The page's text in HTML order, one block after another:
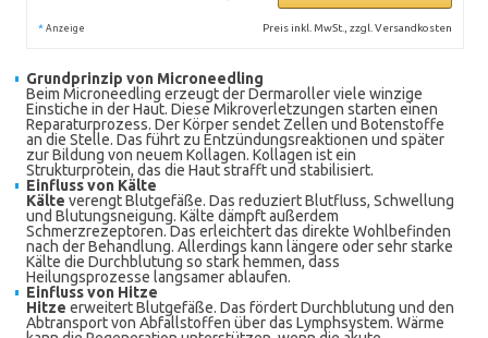
* Anzeige Preis inkl. MwSt., zzgl. Versandkosten
Grundprinzip von Microneedling
Beim Microneedling erzeugt der Dermaroller viele winzige
Einstiche in der Haut. Diese Mikroverletzungen starten einen
Reparaturprozess. Der Körper sendet Zellen und Botenstoffe
an die Stelle. Das führt zu Entzündungsreaktionen und später
zur Bildung von neuem Kollagen. Kollagen ist ein
Strukturprotein, das die Haut strafft und stabilisiert.
Einfluss von Kälte
Kälte verengt Blutgefäße. Das reduziert Blutfluss, Schwellung
und Blutungsneigung. Kälte dämpft außerdem
Schmerzrezeptoren. Das erleichtert das direkte Wohlbefinden
nach der Behandlung. Allerdings kann längere oder sehr starke
Kälte die Durchblutung so stark hemmen, dass
Heilungsprozesse langsamer ablaufen.
Einfluss von Hitze
Hitze erweitert Blutgefäße. Das fördert Durchblutung und den
Abtransport von Abfallstoffen über das Lymphsystem. Wärme